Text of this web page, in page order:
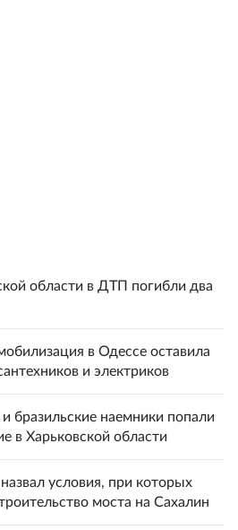
области в ДТП погибли два
в Одессе оставила
и электриков
бразильские наемники попали
в Харьковской области
условия, при которых
моста на Сахалин